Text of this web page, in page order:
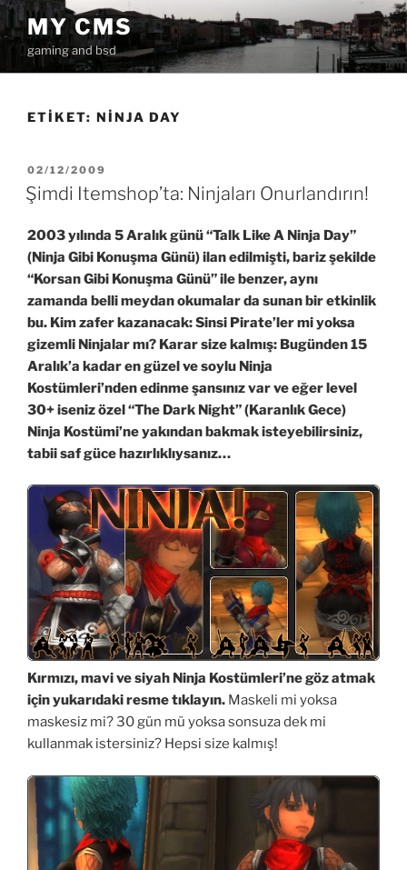
İçeriğe
geç MY CMS
gaming and bsd
ETIKET: NINJA DAY
YAYIM
TARIHI
02/12/2009
Şimdi Itemshop’ta: Ninjaları Onurlandırın!
2003 yılında 5 Aralık günü “Talk Like A Ninja Day”
(Ninja Gibi Konuşma Günü) ilan edilmişti, bariz şekilde
“Korsan Gibi Konuşma Günü” ile benzer, aynı
zamanda belli meydan okumalar da sunan bir etkinlik
bu. Kim zafer kazanacak: Sinsi Pirate’ler mi yoksa
gizemli Ninjalar mı? Karar size kalmış: Bugünden 15
Aralık’a kadar en güzel ve soylu Ninja
Kostümleri’nden edinme şansınız var ve eğer level
30+ iseniz özel “The Dark Night” (Karanlık Gece)
Ninja Kostümi’ne yakından bakmak isteyebilirsiniz,
tabii saf güce hazırlıklıysanız…
Kırmızı, mavi ve siyah Ninja Kostümleri’ne göz atmak
için yukarıdaki resme tıklayın. Maskeli mi yoksa
maskesiz mi? 30 gün mü yoksa sonsuza dek mi
kullanmak istersiniz? Hepsi size kalmış!